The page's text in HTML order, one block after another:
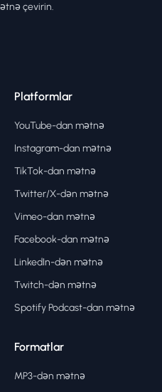
çevirin.
Platformlar
YouTube-dan mətnə
Instagram-dan mətnə
TikTok-dan mətnə
Twitter/X-dən mətnə
Vimeo-dan mətnə
Facebook-dan mətnə
LinkedIn-dən mətnə
Twitch-dən mətnə
Spotify Podcast-dan mətnə
Formatlar
MP3-dən mətnə